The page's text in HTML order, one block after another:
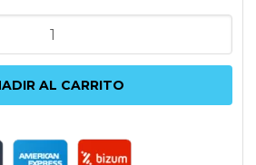
AL CARRITO